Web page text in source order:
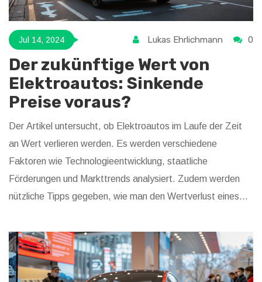
Jul 14, 2024 Lukas Ehrlichmann 0
Der zukünftige Wert von
Elektroautos: Sinkende
Preise voraus?
Der Artikel untersucht, ob Elektroautos im Laufe der Zeit
an Wert verlieren werden. Es werden verschiedene
Faktoren wie Technologieentwicklung, staatliche
Förderungen und Markttrends analysiert. Zudem werden
nützliche Tipps gegeben, wie man den Wertverlust eines